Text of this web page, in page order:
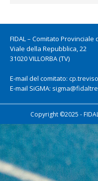
FIDAL – Comitato Provinciale
Viale della Repubblica, 22
31020 VILLORBA (TV)
E-mail del comitato:
E-mail SiGMA:
Copyright ©2025 -